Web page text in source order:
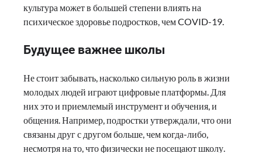
культура может в большей степени влиять на
психическое здоровье подростков, чем COVID-19.
Будущее важнее школы
Не стоит забывать, насколько сильную роль в жизни
молодых людей играют цифровые платформы. Для
них это и приемлемый инструмент и обучения, и
общения. Например, подростки утверждали, что они
связаны друг с другом больше, чем когда-либо,
несмотря на то, что физически не посещают школу.